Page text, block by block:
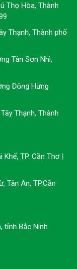
Thọ Hòa, Thành
Thạnh, Thành phố
Tân Sơn Nhì,
Đông Hưng
Thạnh, Thành
Khế, TP. Cần Thơ |
Tân An, TP.Cần
tỉnh Bắc Ninh